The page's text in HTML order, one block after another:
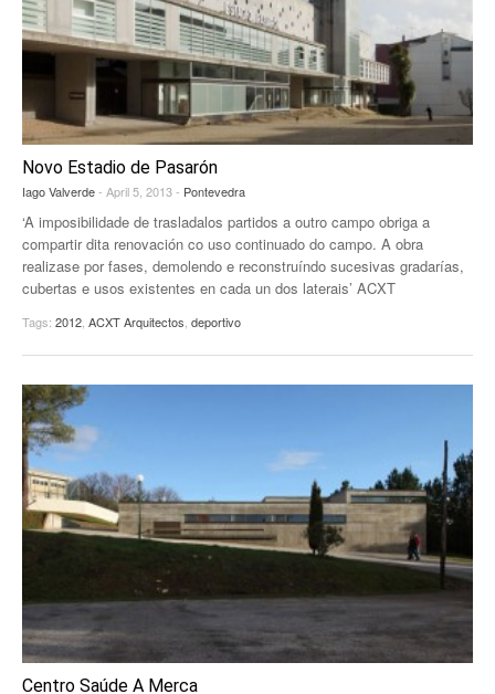
Novo Estadio de Pasarón
Iago Valverde- April 5, 2013 - Pontevedra
‘A imposibilidade de trasladalos partidos a outro campo obriga a
compartir dita renovación co uso continuado do campo. A obra
realizase por fases, demolendo e reconstruíndo sucesivas gradarías,
cubertas e usos existentes en cada un dos laterais’ ACXT
Tags: 2012 ACXT Arquitectos deportivo
Centro Saúde A Merca